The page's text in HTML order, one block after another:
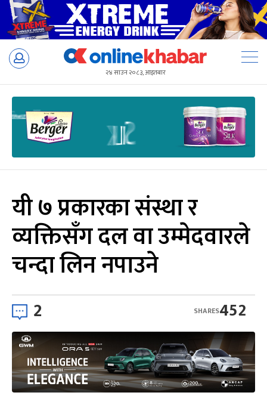
Skip
२४ साउन २०८३, आइतबार
यी ७ प्रकारका संस्था र
व्यक्तिसँग दल वा उम्मेदवारले
चन्दा लिन नपाउने
2 452
SHARES